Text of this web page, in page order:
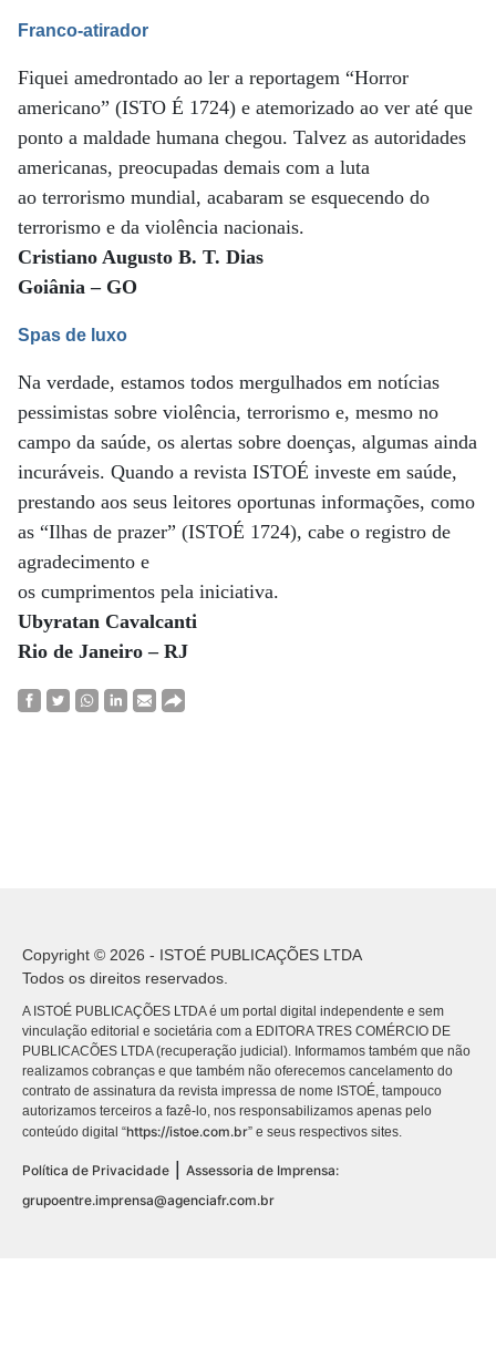
Franco-atirador
Fiquei amedrontado ao ler a reportagem “Horror
americano” (ISTO É 1724) e atemorizado ao ver até que
ponto a maldade humana chegou. Talvez as autoridades
americanas, preocupadas demais com a luta
ao terrorismo mundial, acabaram se esquecendo do
terrorismo e da violência nacionais.
Cristiano Augusto B. T. Dias
Goiânia – GO
Spas de luxo
Na verdade, estamos todos mergulhados em notícias
pessimistas sobre violência, terrorismo e, mesmo no
campo da saúde, os alertas sobre doenças, algumas ainda
incuráveis. Quando a revista ISTOÉ investe em saúde,
prestando aos seus leitores oportunas informações, como
as “Ilhas de prazer” (ISTOÉ 1724), cabe o registro de
agradecimento e
os cumprimentos pela iniciativa.
Ubyratan Cavalcanti
Rio de Janeiro – RJ
Copyright © 2026 - ISTOÉ PUBLICAÇÕES LTDA
Todos os direitos reservados.
A ISTOÉ PUBLICAÇÕES LTDA é um portal digital independente e sem
vinculação editorial e societária com a EDITORA TRES COMÉRCIO DE
PUBLICACÕES LTDA (recuperação judicial). Informamos também que não
realizamos cobranças e que também não oferecemos cancelamento do
contrato de assinatura da revista impressa de nome ISTOÉ, tampouco
autorizamos terceiros a fazê-lo, nos responsabilizamos apenas pelo
conteúdo digital “https://istoe.com.br” e seus respectivos sites.
Política de Privacidade
Assessoria de Imprensa:
grupoentre.imprensa@agenciafr.com.br